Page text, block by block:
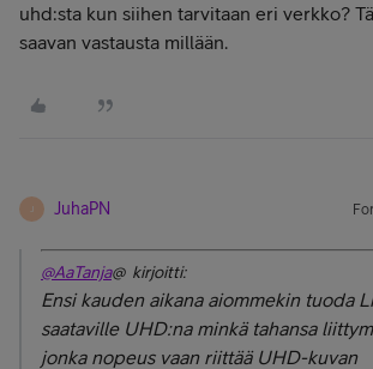
uhd:sta kun siihen tarvitaan eri verkko?
saavan vastausta millään.
J JuhaPN
@AaTanja@ kirjoitti:
Ensi kauden aikana aiommekin tuoda
saataville UHD:na minkä tahansa
jonka nopeus vaan riittää UHD-kuvan